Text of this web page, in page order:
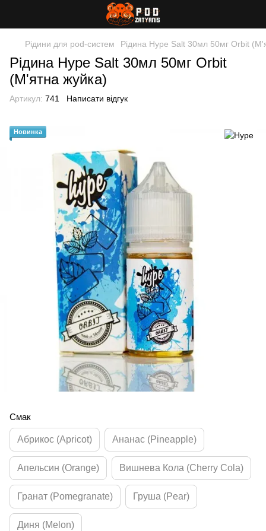
Рідини для pod-систем Рідина Hype Salt 30мл 50мг Orbit
Рідина Hype Salt 30мл 50мг Orbit
(М'ятна жуйка)
Артикул: 741 Написати відгук
Новинка
Смак
Абрикос (Apricot) Ананас (Pineapple)
Апельсин (Orange) Вишнева Кола (Cherry Cola)
Гранат (Pomegranate) Груша (Pear)
Диня (Melon)